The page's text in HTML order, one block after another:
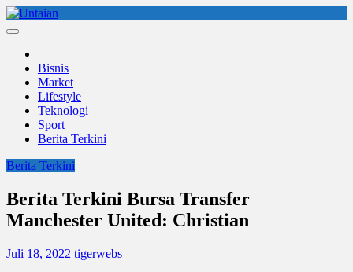
Skip
to
Bisnis
Market
Lifestyle
Teknologi
Sport
Berita Terkini
Berita Terkini
Berita Terkini Bursa Transfer
Manchester United: Christian
Juli 18, 2022 tigerwebs